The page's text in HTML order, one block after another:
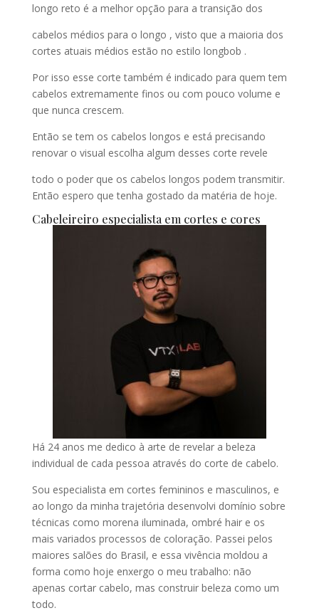
longo reto é a melhor opção para a transição dos
cabelos médios para o longo , visto que a maioria dos
cortes atuais médios estão no estilo longbob .
Por isso esse corte também é indicado para quem tem
cabelos extremamente finos ou com pouco volume e
que nunca crescem.
Então se tem os cabelos longos e está precisando
renovar o visual escolha algum desses corte revele
todo o poder que os cabelos longos podem transmitir.
Então espero que tenha gostado da matéria de hoje.
Cabeleireiro especialista em cortes e cores
Há 24 anos me dedico à arte de revelar a beleza
individual de cada pessoa através do corte de cabelo.
Sou especialista em cortes femininos e masculinos, e
ao longo da minha trajetória desenvolvi domínio sobre
técnicas como morena iluminada, ombré hair e os
mais variados processos de coloração. Passei pelos
maiores salões do Brasil, e essa vivência moldou a
forma como hoje enxergo o meu trabalho: não
apenas cortar cabelo, mas construir beleza como um
todo.